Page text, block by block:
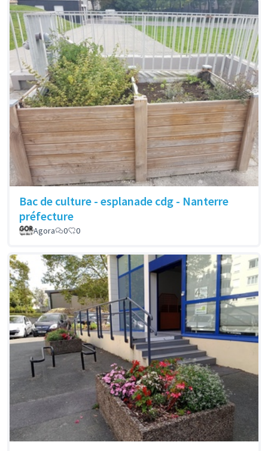
Bac de culture - esplanade cdg - Nanterre
préfecture
Agora 0 0